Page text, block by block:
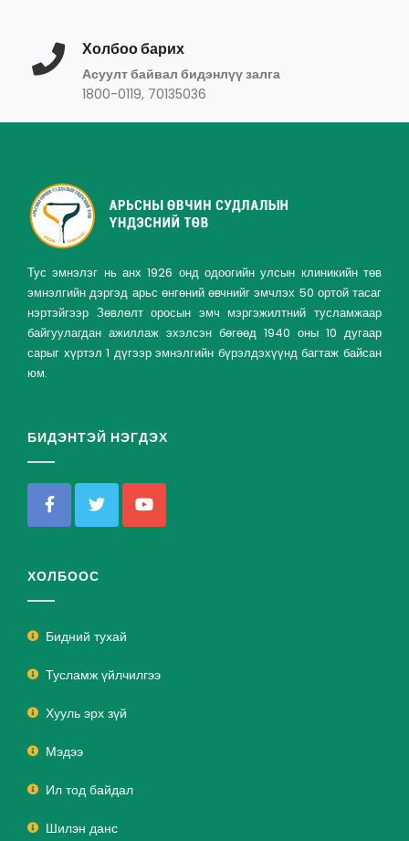
Холбоо барих
Асуулт байвал бидэнлүү залга
1800-0119, 70135036
Тус эмнэлэг нь анх 1926 онд одоогийн улсын клиникийн төв
эмнэлгийн дэргэд арьс өнгөний өвчнийг эмчлэх 50 ортой тасаг
нэртэйгээр Зөвлөлт оросын эмч мэргэжилтний тусламжаар
байгуулагдан ажиллаж эхэлсэн бөгөөд 1940 оны 10 дугаар
сарыг хүртэл 1 дүгээр эмнэлгийн бүрэлдэхүүнд багтаж байсан
юм.
БИДЭНТЭЙ НЭГДЭХ
ХОЛБООС
Бидний тухай
Тусламж үйлчилгээ
Хууль эрх зүй
Мэдээ
Ил тод байдал
Шилэн данс